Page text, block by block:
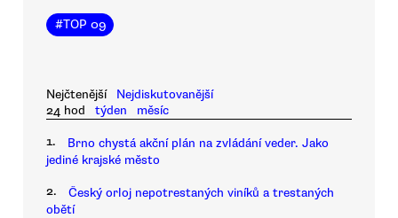
#TOP 09
Nejčtenější
Nejdiskutovanější
24 hod
týden měsíc
1.
Brno chystá akční plán na zvládání veder. Jako
jediné krajské město
2.
Český orloj nepotrestaných viníků a trestaných
obětí